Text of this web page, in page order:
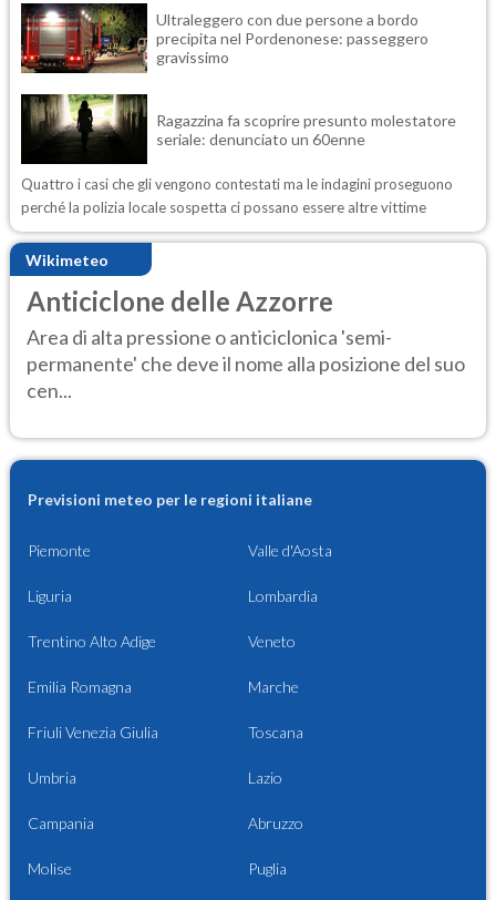
Ultraleggero con due persone a bordo
precipita nel Pordenonese: passeggero
gravissimo
Ragazzina fa scoprire presunto molestatore
seriale: denunciato un 60enne
Quattro i casi che gli vengono contestati ma le indagini proseguono
perché la polizia locale sospetta ci possano essere altre vittime
Wikimeteo
Anticiclone delle Azzorre
Area di alta pressione o anticiclonica 'semi-
permanente' che deve il nome alla posizione del suo
cen...
Previsioni meteo per le regioni italiane
Piemonte Valle d'Aosta
Liguria Lombardia
Trentino Alto Adige Veneto
Emilia Romagna Marche
Friuli Venezia Giulia Toscana
Umbria Lazio
Campania Abruzzo
Molise Puglia